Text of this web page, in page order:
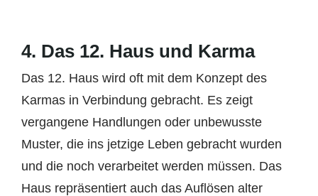
4. Das 12. Haus und Karma
Das 12. Haus wird oft mit dem Konzept des
Karmas in Verbindung gebracht. Es zeigt
vergangene Handlungen oder unbewusste
Muster, die ins jetzige Leben gebracht wurden
und die noch verarbeitet werden müssen. Das
Haus repräsentiert auch das Auflösen alter